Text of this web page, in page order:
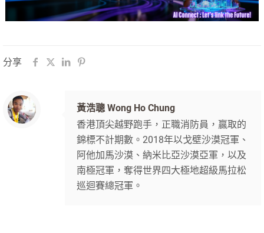
分享
黃浩聰 Wong Ho Chung
香港頂尖越野跑手，正職消防員，贏取的
錦標不計期數。2018年以戈壁沙漠冠軍、
阿他加馬沙漠、納米比亞沙漠亞軍，以及
南極冠軍，奪得世界四大極地超級馬拉松
巡迴賽總冠軍。